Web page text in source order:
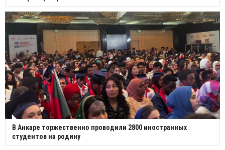
В Анкаре торжественно проводили 2800 иностранных
студентов на родину